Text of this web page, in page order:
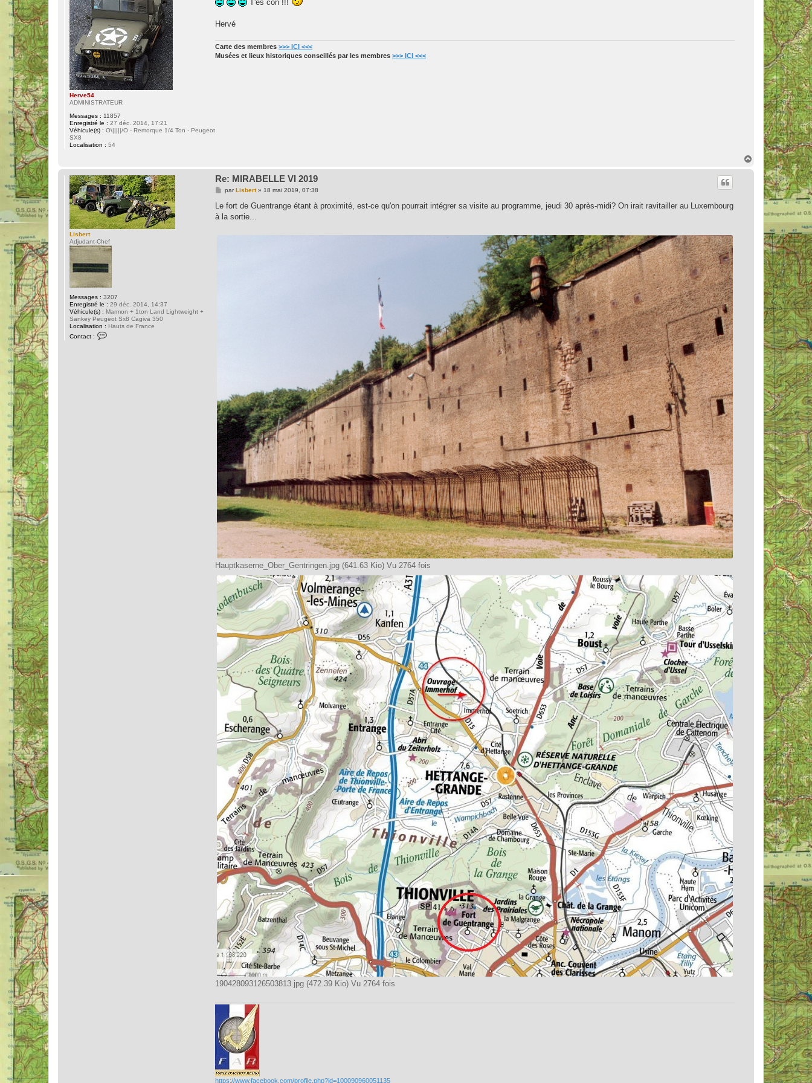
Herve54
ADMINISTRATEUR
Messages : 11857
Enregistré le : 27 déc. 2014, 17:21
Véhicule(s) : O\|||||/O - Remorque 1/4 Ton - Peugeot
SX8
Localisation : 54
s
e
T'es con !!!
Hervé
Carte des membres>>> ICI <<<
Musées et lieux historiques conseillés par les membres>>> ICI <<<
Lisbert
Adjudant-Chef
Messages : 3207
Enregistré le : 29 déc. 2014, 14:37
Véhicule(s) : Marmon + 1ton Land Lightweight +
Sankey Peugeot Sx8 Cagiva 350
Localisation : Hauts de France
Contact :
Re: MIRABELLE VI 2019
M
s
a
parLisbert» 18 mai 2019, 07:38
Le fort de Guentrange étant à proximité, est-ce qu'on pourrait intégrer sa visite au programme, jeudi 30 après-midi? On irait ravitailler au Luxembourg
à la sortie...
Hauptkaserne_Ober_Gentringen.jpg (641.63 Kio) Vu 2764 fois
190428093126503813.jpg (472.39 Kio) Vu 2764 fois
https://www.facebook.com/profile.php?id=100090960051135